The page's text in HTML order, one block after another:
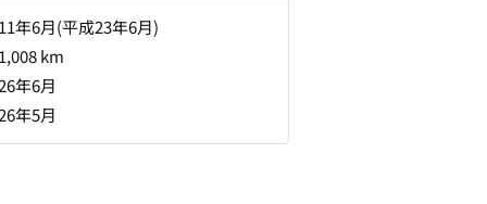
年6月(平成23年6月)
km
年6月
年5月